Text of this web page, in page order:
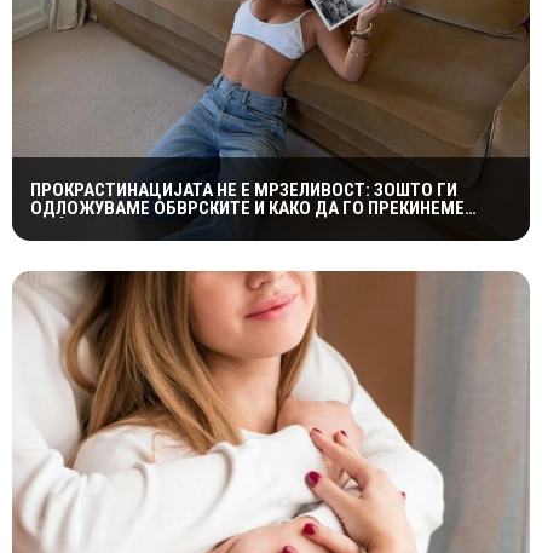
ПРОКРАСТИНАЦИЈАТА НЕ Е МРЗЕЛИВОСТ: ЗОШТО ГИ
ОДЛОЖУВАМЕ ОБВРСКИТЕ И КАКО ДА ГО ПРЕКИНЕМЕ
МАЃЕПСАНИОТ КРУГ